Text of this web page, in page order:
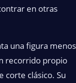
en otras
una figura menos
recorrido propio
corte clásico. Su